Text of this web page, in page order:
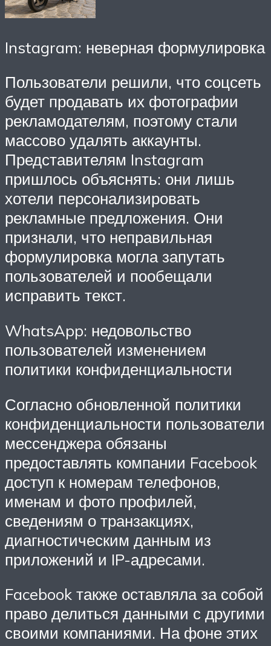
Instagram: неверная формулировка
Пользователи решили, что соцсеть
будет продавать их фотографии
рекламодателям, поэтому стали
массово удалять аккаунты.
Представителям Instagram
пришлось объяснять: они лишь
хотели персонализировать
рекламные предложения. Они
признали, что неправильная
формулировка могла запутать
пользователей и пообещали
исправить текст.
WhatsApp: недовольство
пользователей изменением
политики конфиденциальности
Согласно обновленной политики
конфиденциальности пользователи
мессенджера обязаны
предоставлять компании Facebook
доступ к номерам телефонов,
именам и фото профилей,
сведениям о транзакциях,
диагностическим данным из
приложений и IP-адресами.
Facebook также оставляла за собой
право делиться данными с другими
своими компаниями. На фоне этих